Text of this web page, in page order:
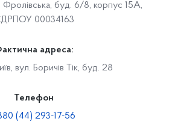
Фролівська, буд. 6/8, корпус 15А,
00034163
адреса:
вул. Боричів Тік, буд. 28
Телефон
(44) 293-17-56